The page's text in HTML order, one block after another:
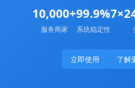
10,000+
服务商家
99.9%
系统稳定性
立即使用 了解